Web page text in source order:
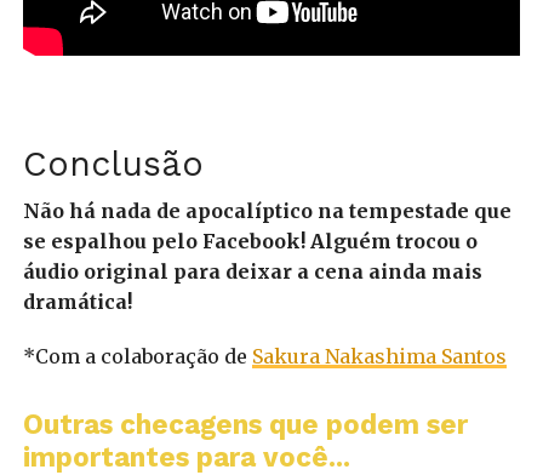
Conclusão
Não há nada de apocalíptico na tempestade que
se espalhou pelo Facebook! Alguém trocou o
áudio original para deixar a cena ainda mais
dramática!
*Com a colaboração de Sakura Nakashima Santos
Outras checagens que podem ser
importantes para você...